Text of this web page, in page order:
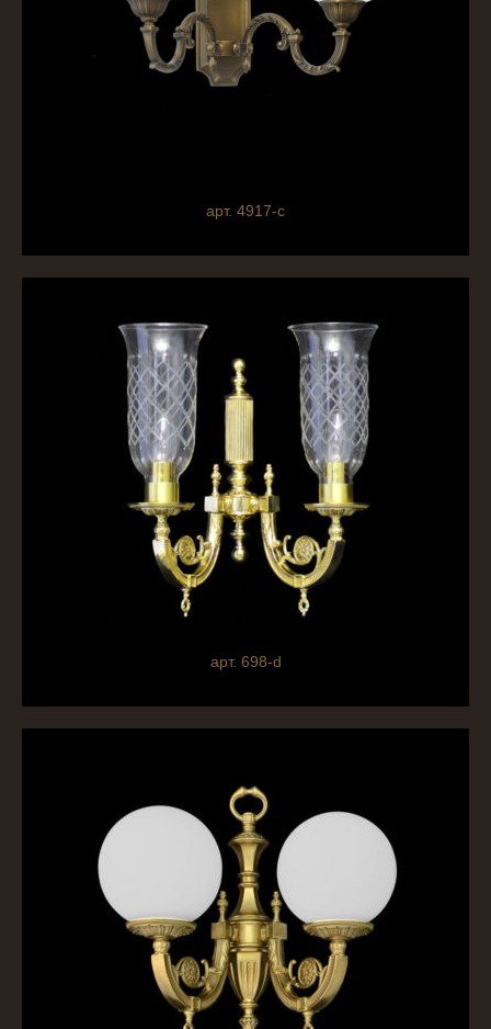
арт. 4917-с
арт. 698-d